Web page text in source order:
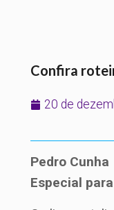
Confira
20 de
Pedro Cunha
Especial